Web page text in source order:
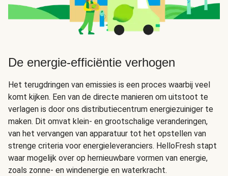
De energie-efficiëntie verhogen
Het terugdringen van emissies is een proces waarbij veel
komt kijken. Een van de directe manieren om uitstoot te
verlagen is door ons distributiecentrum energiezuiniger te
maken. Dit omvat klein- en grootschalige veranderingen,
van het vervangen van apparatuur tot het opstellen van
strenge criteria voor energieleveranciers. HelloFresh stapt
waar mogelijk over op hernieuwbare vormen van energie,
zoals zonne- en windenergie en waterkracht.